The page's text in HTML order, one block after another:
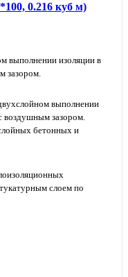
0.216 куб м)
выполнении изоляции в
зазором.
выполнении
воздушным зазором.
бетонных и
слоем по